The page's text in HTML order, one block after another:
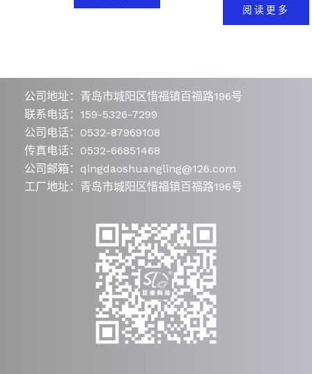
阅读更多
公司地址：青岛市城阳区惜福镇百福路196号
联系电话：159-5326-7299
公司电话：0532-87969108
传真电话：0532-66851468
公司邮箱：qingdaoshuangling@126.com
工厂地址：青岛市城阳区惜福镇百福路196号